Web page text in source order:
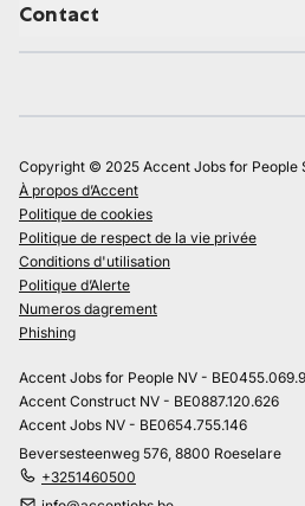
Contact
Copyright © 2025 Accent Jobs for People
À propos d’Accent
Politique de cookies
Politique de respect de la vie privée
Conditions d'utilisation
Politique d’Alerte
Numeros dagrement
Phishing
Accent Jobs for People NV -
Accent Construct NV - BE0887.120.626
Accent Jobs NV - BE0654.755.146
Beversesteenweg 576, 8800 Roeselare
+3251460500